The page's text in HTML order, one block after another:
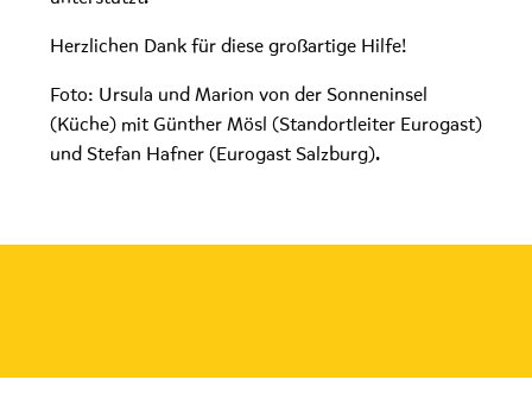
Herzlichen Dank für diese großartige Hilfe!
Foto: Ursula und Marion von der Sonneninsel
(Küche) mit Günther Mösl (Standortleiter Eurogast)
und Stefan Hafner (Eurogast Salzburg).